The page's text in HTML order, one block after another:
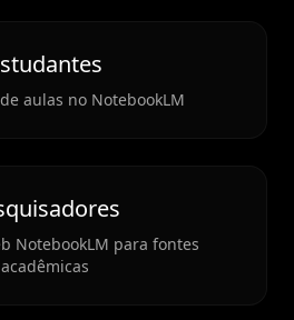
aulas no NotebookLM
NotebookLM para fontes
acadêmicas